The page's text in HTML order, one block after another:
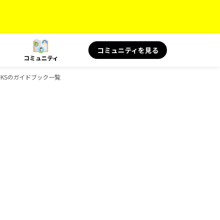
コミュニティ
コミュニティを見る
のガイドブック一覧